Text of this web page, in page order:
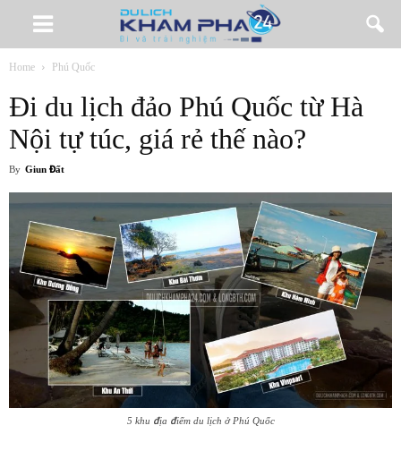
Home Phú Quốc
Đi du lịch đảo Phú Quốc từ Hà
Nội tự túc, giá rẻ thế nào?
By Giun Đất
5 khu địa điểm du lịch ở Phú Quốc